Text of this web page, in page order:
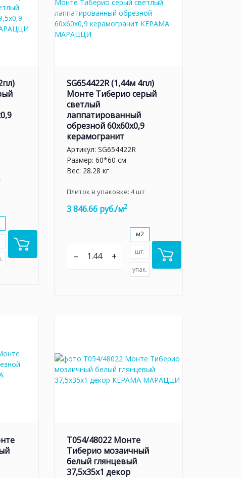
SG654422R (1,44м 4пл)
Монте Тиберио серый
светлый
лаппатированный
обрезной 60x60x0,9
керамогранит
Артикул: SG654422R
Размер: 60*60 см
Вес: 28.28 кг
Плиток в упаковке: 4шт
3 846.66 руб./м2
– +
м2
шт.
упак.
T054/48022 Монте
Тиберио мозаичный
белый глянцевый
37,5x35x1 декор